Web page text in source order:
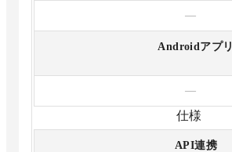
—
Androidアプリ
—
仕様
API連携